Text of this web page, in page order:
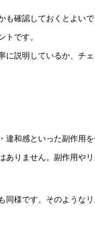
確認しておくとよいで
トです。
説明しているか、チェ
和感といった副作用を
りません。副作用や
様です。そのような